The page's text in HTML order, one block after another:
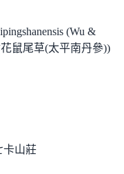
(Wu &
花鼠尾草(太平南丹參))
卡山莊